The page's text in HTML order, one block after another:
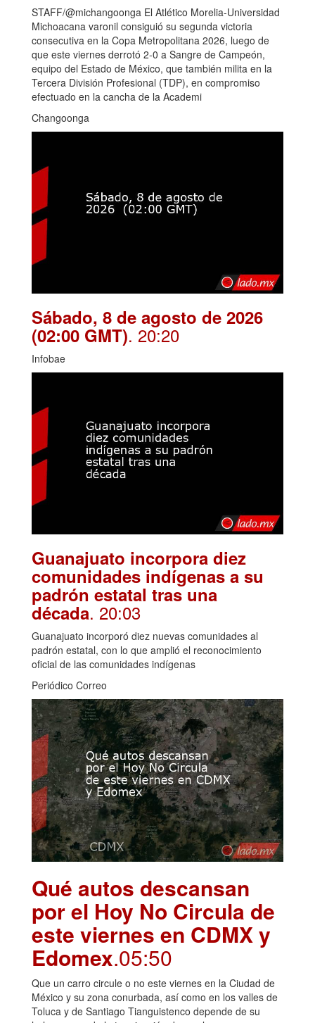
STAFF/@michangoonga El Atlético Morelia-Universidad
Michoacana varonil consiguió su segunda victoria
consecutiva en la Copa Metropolitana 2026, luego de
que este viernes derrotó 2-0 a Sangre de Campeón,
equipo del Estado de México, que también milita en la
Tercera División Profesional (TDP), en compromiso
efectuado en la cancha de la Academi
Changoonga
Sábado, 8 de agosto de 2026
(02:00 GMT). 20:20
Infobae
Guanajuato incorpora diez
comunidades indígenas a su
padrón estatal tras una
década. 20:03
Guanajuato incorporó diez nuevas comunidades al
padrón estatal, con lo que amplió el reconocimiento
oficial de las comunidades indígenas
Periódico Correo
Qué autos descansan
por el Hoy No Circula de
este viernes en CDMX y
Edomex.05:50
Que un carro circule o no este viernes en la Ciudad de
México y su zona conurbada, así como en los valles de
Toluca y de Santiago Tianguistenco depende de su